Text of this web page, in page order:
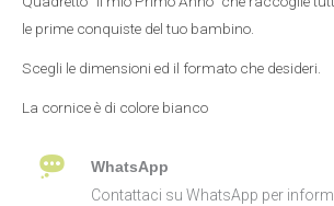
12,00 €
a
34,00 €
le prime conquiste del tuo bambino.
Scegli le dimensioni ed il formato che desideri.
La cornice è di colore bianco
WhatsApp
Contattaci su WhatsApp per
fiori
quantità